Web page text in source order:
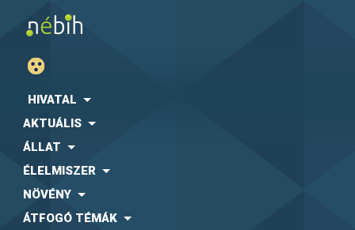
HIVATAL
AKTUÁLIS
ÁLLAT
ÉLELMISZER
NÖVÉNY
ÁTFOGÓ TÉMÁK